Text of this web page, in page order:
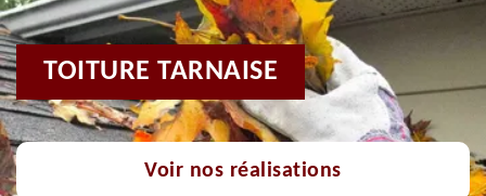
TOITURE TARNAISE
Voir nos réalisations